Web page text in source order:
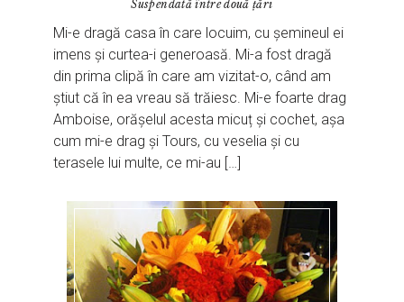
Suspendată între două țări
Mi-e dragă casa în care locuim, cu șemineul ei
imens și curtea-i generoasă. Mi-a fost dragă
din prima clipă în care am vizitat-o, când am
știut că în ea vreau să trăiesc. Mi-e foarte drag
Amboise, orășelul acesta micuț și cochet, așa
cum mi-e drag și Tours, cu veselia și cu
terasele lui multe, ce mi-au […]